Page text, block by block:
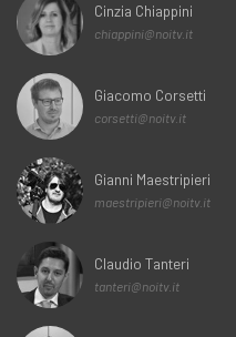
Cinzia Chiappini
chiappini@noitv.it
Giacomo Corsetti
corsetti@noitv.it
Gianni Maestripieri
maestripieri@noitv.it
Claudio Tanteri
tanteri@noitv.it